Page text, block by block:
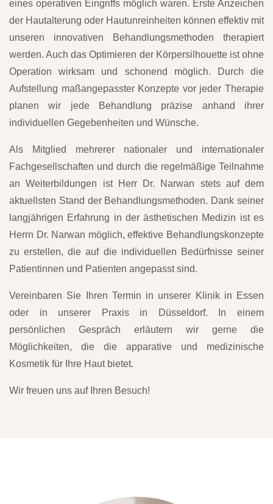
eines operativen Eingriffs möglich waren. Erste Anzeichen
der Hautalterung oder Hautunreinheiten können effektiv mit
unseren innovativen Behandlungsmethoden therapiert
werden. Auch das Optimieren der Körpersilhouette ist ohne
Operation wirksam und schonend möglich. Durch die
Aufstellung maßangepasster Konzepte vor jeder Therapie
planen wir jede Behandlung präzise anhand ihrer
individuellen Gegebenheiten und Wünsche.
Als Mitglied mehrerer nationaler und internationaler
Fachgesellschaften und durch die regelmäßige Teilnahme
an Weiterbildungen ist Herr Dr. Narwan stets auf dem
aktuellsten Stand der Behandlungsmethoden. Dank seiner
langjährigen Erfahrung in der ästhetischen Medizin ist es
Herrn Dr. Narwan möglich, effektive Behandlungskonzepte
zu erstellen, die auf die individuellen Bedürfnisse seiner
Patientinnen und Patienten angepasst sind.
Vereinbaren Sie Ihren Termin in unserer Klinik in Essen
oder in unserer Praxis in Düsseldorf. In einem
persönlichen Gespräch erläutern wir gerne die
Möglichkeiten, die die apparative und medizinische
Kosmetik für Ihre Haut bietet.
Wir freuen uns auf Ihren Besuch!